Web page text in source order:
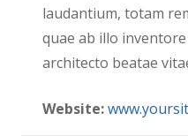
laudantium, totam
quae ab illo
architecto beatae
Website: